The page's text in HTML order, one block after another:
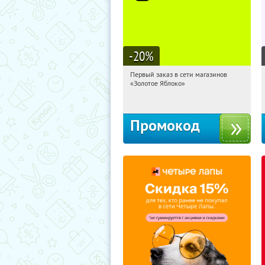
-20%
11:45:20
Получи первым!
Первый заказ в сети магазинов
«Золотое Яблоко»
Промокод